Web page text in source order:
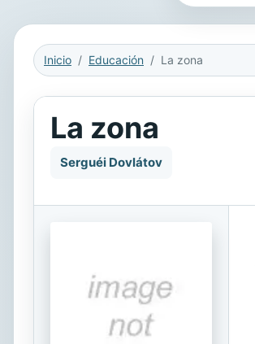
Inicio Educación La zona
La zona
Serguéi Dovlátov